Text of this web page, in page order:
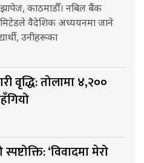
काठमाडौँ। नबिल बैंक
वैदेशिक अध्ययनमा जाने
उनीहरूका
वृद्धि: तोलामा ४,२००
‘विवादमा मेरो